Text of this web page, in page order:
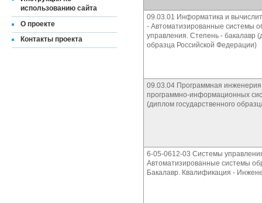
использованию сайта
О проекте
Контакты проекта
09.03.01 Информатика и
- Автоматизированные системы
управления. Степень - бакалавр
образца Российской Федерации)
09.03.04 Программная
программно-информационных
(диплом государственного
6-05-0612-03 Системы
Автоматизированные системы
Бакалавр. Квалификация -